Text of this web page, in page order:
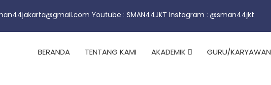
Youtube : SMAN44JKT Instagram : @sman44jkt
BERANDA TENTANG KAMI AKADEMIK GURU/KARYAWAN